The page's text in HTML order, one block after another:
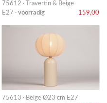
75612 · Travertin & Beige
E27 · voorradig 159,00
75613 · Beige Ø23 cm E27